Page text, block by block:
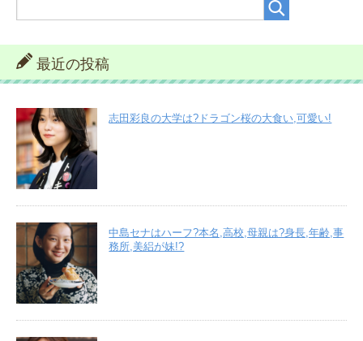
最近の投稿
志田彩良の大学は?ドラゴン桜の大食い,可愛い!
中島セナはハーフ?本名,高校,母親は?身長,年齢,事
務所,美絽が妹!?